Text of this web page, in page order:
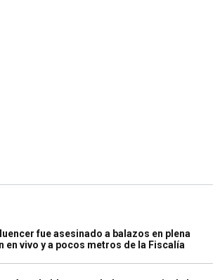
fue asesinado a balazos en plena
en vivo y a pocos metros de la Fiscalía